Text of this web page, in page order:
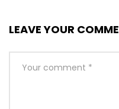
LEAVE YOUR